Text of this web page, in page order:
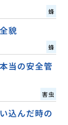
蜂
貌
蜂
当の安全管
害虫
込んだ時の